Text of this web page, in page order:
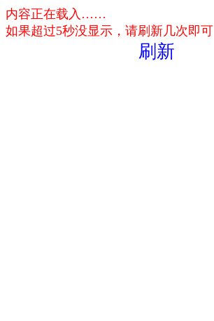
内容正在载入……
如果超过5秒没显示，请刷新几次即可
刷新